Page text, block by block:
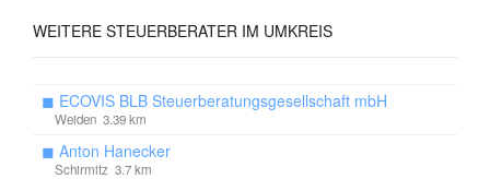
WEITERE STEUERBERATER IM UMKREIS
◼ ECOVIS BLB Steuerberatungsgesellschaft mbH
Weiden 3.39 km
◼ Anton Hanecker
Schirmitz 3.7 km